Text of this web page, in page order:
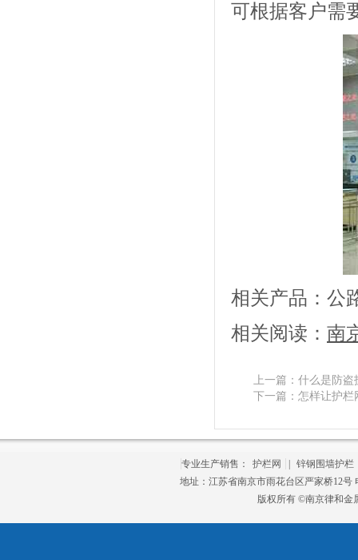
可根据客户需
相关产品： 公
相关阅读： 南
上一篇： 什么是防盗
下一篇： 怎样让护栏
专业生产销售： 护栏网
锌钢围墙护栏
地址：江苏省南京市雨花台区严家桥12号
版权所有 ©南京律和金